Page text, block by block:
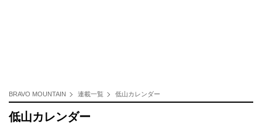
BRAVO MOUNTAIN 連載一覧 低山カレンダー
低山カレンダー